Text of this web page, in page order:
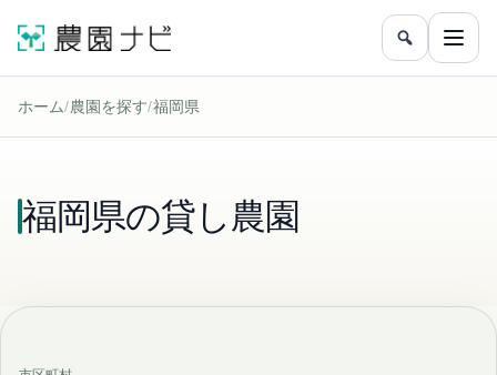
農園をフ
メニ
ホーム/農園を探す/福岡県
福岡県の貸し農園